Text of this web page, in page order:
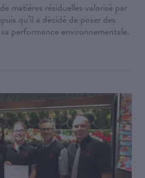
matières résiduelles valorisé par
qu’il a décidé de poser des
performance environnementale.